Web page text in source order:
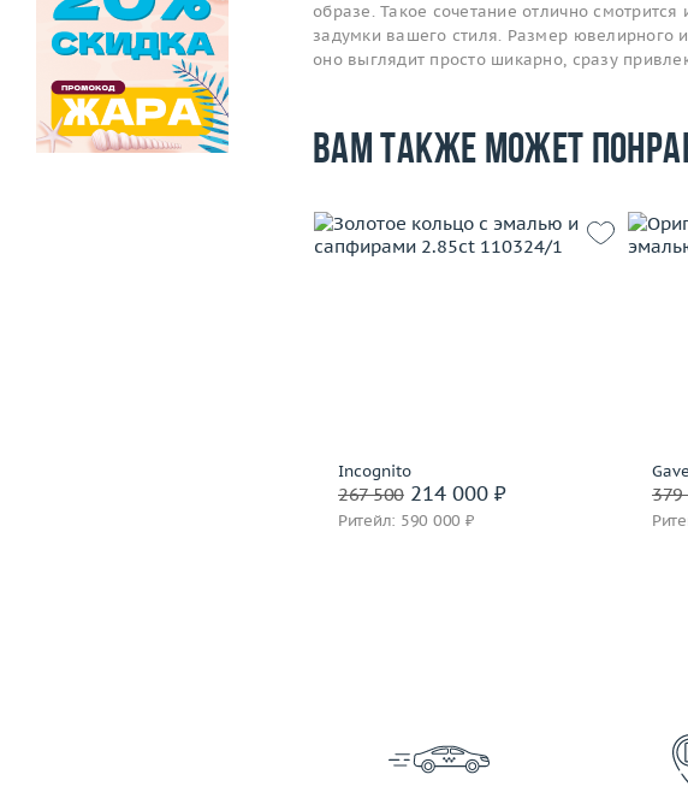
образе. Такое сочетание отлично
задумки вашего стиля. Размер
оно выглядит просто шикарно, сразу
Вам также может
Incognito
267 500214 000 ₽
Ритейл: 590 000 ₽
379